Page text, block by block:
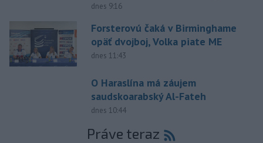
dnes 9:16
Forsterovú čaká v Birminghame
opäť dvojboj, Volka piate ME
dnes 11:43
O Haraslína má záujem
saudskoarabský Al-Fateh
dnes 10:44
Práve teraz